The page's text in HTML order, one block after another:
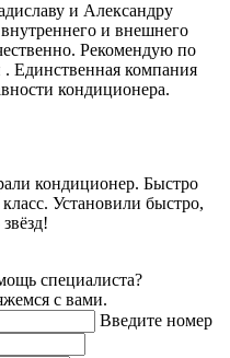
и Александру
и внешнего
Рекомендую по
Единственная компания
кондиционера.
кондиционер. Быстро
Установили быстро,
специалиста?
с вами.
Введите номер